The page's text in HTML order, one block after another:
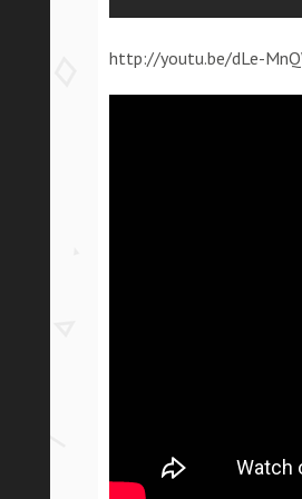
http://youtu.be/dLe-